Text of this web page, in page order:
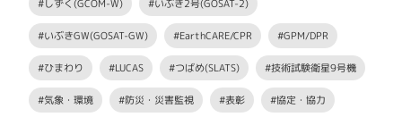
#しずく(GCOM-W) #いぶき2号(GOSAT-2)
#いぶきGW(GOSAT-GW) #EarthCARE/CPR #GPM/DPR
#ひまわり #LUCAS #つばめ(SLATS) #技術試験衛星9号機
#気象・環境 #防災・災害監視 #表彰 #協定・協力